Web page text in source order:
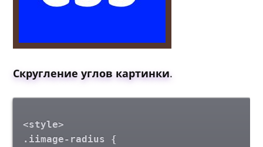
Скругление углов картинки.
<style>
.iimage-radius {